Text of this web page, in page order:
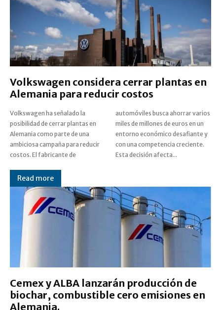
Volkswagen considera cerrar plantas en
Alemania para reducir costos
Volkswagen ha señalado la
posibilidad de cerrar plantas en
Alemania como parte de una
ambiciosa campaña para reducir
costos. El fabricante de
automóviles busca ahorrar varios
miles de millones de euros en un
entorno económico desafiante y
con una competencia creciente.
Esta decisión afecta...
Read more
Cemex y ALBA lanzarán producción de
biochar, combustible cero emisiones en
Alemania.